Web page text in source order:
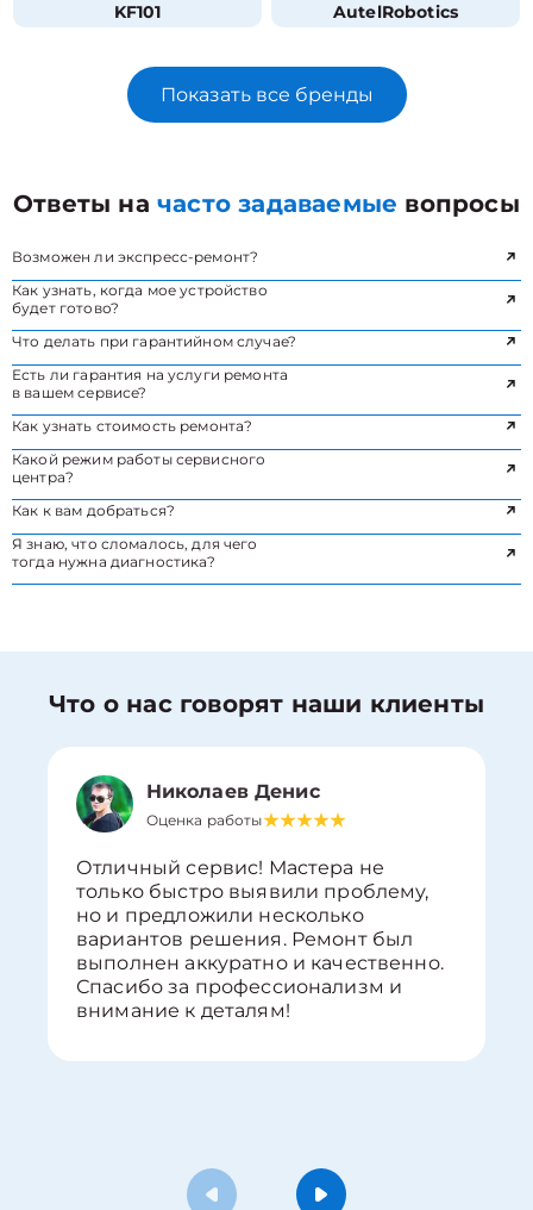
KF101 AutelRobotics
Показать все бренды
Ответы начасто задаваемые вопросы
Возможен ли экспресс-ремонт?
Как узнать, когда мое устройство
будет готово?
Что делать при гарантийном случае?
Есть ли гарантия на услуги ремонта
в вашем сервисе?
Как узнать стоимость ремонта?
Какой режим работы сервисного
центра?
Как к вам добраться?
Я знаю, что сломалось, для чего
тогда нужна диагностика?
Что о нас говорят наши клиенты
Николаев Денис
Оценка работы
Отличный сервис! Мастера не
только быстро выявили проблему,
но и предложили несколько
вариантов решения. Ремонт был
выполнен аккуратно и качественно.
Спасибо за профессионализм и
внимание к деталям!